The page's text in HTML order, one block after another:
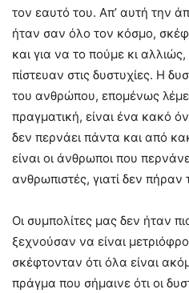
τον εαυτό του. Απ’ αυτή την
ήταν σαν όλο τον κόσμο,
και για να το πούμε κι
πίστευαν στις δυστυχίες. Η
του ανθρώπου, επομένως λέμε
πραγματική, είναι ένα κακό
δεν περνάει πάντα και από
είναι οι άνθρωποι που
ανθρωπιστές, γιατί δεν πήραν
Οι συμπολίτες μας δεν ήταν
ξεχνούσαν να είναι
σκέφτονταν ότι όλα είναι
πράγμα που σήμαινε ότι οι